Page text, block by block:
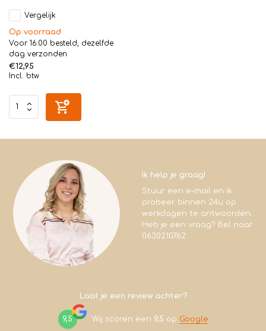
Vergelijk
Op voorraad
Voor 16:00 besteld, dezelfde
dag verzonden
€12,95
Incl. btw
Ik help je graag!
Stuur een e-mail en ik
probeer binnen 24u op
werkdagen te antwoorden.
Heb je een vraag? Bel naar
0630210762
Laat je een review achter?
9,5 Wij scoren een 9,5 op Google